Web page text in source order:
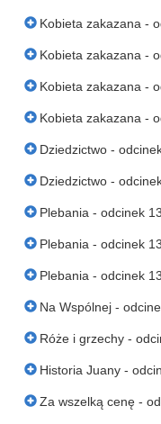
Kobieta zakazana -
Kobieta zakazana -
Kobieta zakazana -
Kobieta zakazana -
Dziedzictwo -
Dziedzictwo -
Plebania - odcinek
Plebania - odcinek
Plebania - odcinek
Na Wspólnej -
Róże i grzechy -
Historia Juany -
Za wszelką cenę -